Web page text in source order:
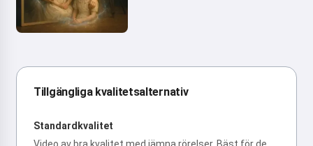
Tillgängliga kvalitetsalternativ
Standardkvalitet